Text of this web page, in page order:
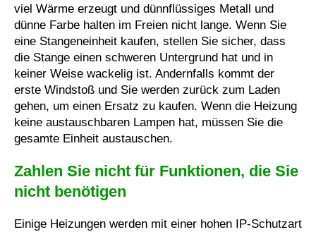
viel Wärme erzeugt und dünnflüssiges Metall und
dünne Farbe halten im Freien nicht lange. Wenn Sie
eine Stangeneinheit kaufen, stellen Sie sicher, dass
die Stange einen schweren Untergrund hat und in
keiner Weise wackelig ist. Andernfalls kommt der
erste Windstoß und Sie werden zurück zum Laden
gehen, um einen Ersatz zu kaufen. Wenn die Heizung
keine austauschbaren Lampen hat, müssen Sie die
gesamte Einheit austauschen.
Zahlen Sie nicht für Funktionen, die Sie
nicht benötigen
Einige Heizungen werden mit einer hohen IP-Schutzart